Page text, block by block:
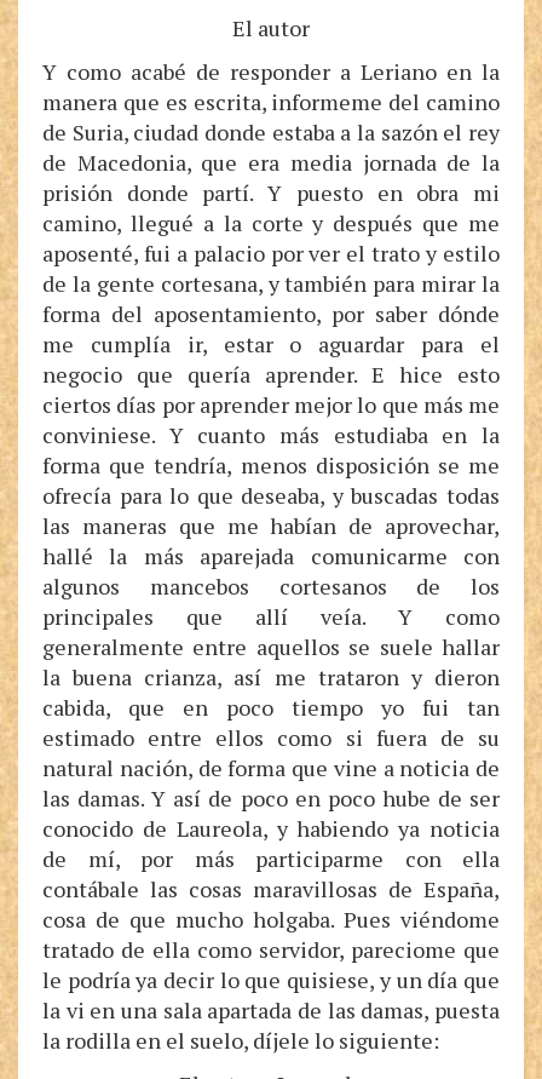
El autor
Y como acabé de responder a Leriano en la
manera que es escrita, informeme del camino
de Suria, ciudad donde estaba a la sazón el rey
de Macedonia, que era media jornada de la
prisión donde partí. Y puesto en obra mi
camino, llegué a la corte y después que me
aposenté, fui a palacio por ver el trato y estilo
de la gente cortesana, y también para mirar la
forma del aposentamiento, por saber dónde
me cumplía ir, estar o aguardar para el
negocio que quería aprender. E hice esto
ciertos días por aprender mejor lo que más me
conviniese. Y cuanto más estudiaba en la
forma que tendría, menos disposición se me
ofrecía para lo que deseaba, y buscadas todas
las maneras que me habían de aprovechar,
hallé la más aparejada comunicarme con
algunos mancebos cortesanos de los
principales que allí veía. Y como
generalmente entre aquellos se suele hallar
la buena crianza, así me trataron y dieron
cabida, que en poco tiempo yo fui tan
estimado entre ellos como si fuera de su
natural nación, de forma que vine a noticia de
las damas. Y así de poco en poco hube de ser
conocido de Laureola, y habiendo ya noticia
de mí, por más participarme con ella
contábale las cosas maravillosas de España,
cosa de que mucho holgaba. Pues viéndome
tratado de ella como servidor, pareciome que
le podría ya decir lo que quisiese, y un día que
la vi en una sala apartada de las damas, puesta
la rodilla en el suelo, díjele lo siguiente: